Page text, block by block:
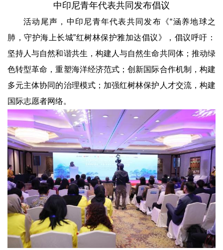
中印尼青年代表共同发布倡议
活动尾声，中印尼青年代表共同发布《“涵养地球之
肺，守护海上长城”红树林保护雅加达倡议》，倡议呼吁：
坚持人与自然和谐共生，构建人与自然生命共同体；推动绿
色转型革命，重塑海洋经济范式；创新国际合作机制，构建
多元主体协同的治理模式；加强红树林保护人才交流，构建
国际志愿者网络。